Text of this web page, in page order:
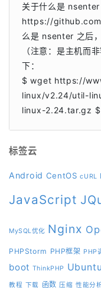
关于什么是 nsenter
https://
么是 nsenter 之后
（注意：是主机而
下：
$ wget https://
linux/v2.24/util-
linux-2.24.tar.gz
标签云
Android CentOS cURL
JavaScript
MySQL优化 Nginx
PHPStorm PHP框架 PHP
boot ThinkPHP Ubuntu
教程 下载 函数 压缩 性能分